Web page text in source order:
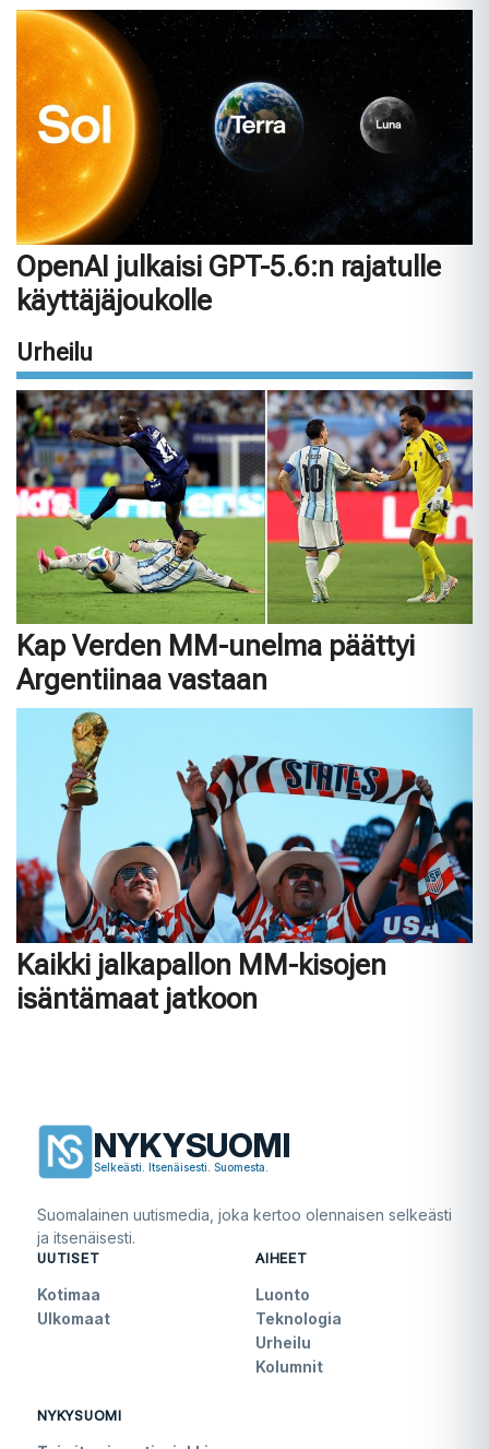
OpenAI julkaisi GPT-5.6:n rajatulle
käyttäjäjoukolle
Urheilu
Kap Verden MM-unelma päättyi
Argentiinaa vastaan
Kaikki jalkapallon MM-kisojen
isäntämaat jatkoon
NYKYSUOMI
Selkeästi. Itsenäisesti. Suomesta.
Suomalainen uutismedia, joka kertoo olennaisen selkeästi
ja itsenäisesti.
UUTISET
Kotimaa
Ulkomaat
AIHEET
Luonto
Teknologia
Urheilu
Kolumnit
NYKYSUOMI